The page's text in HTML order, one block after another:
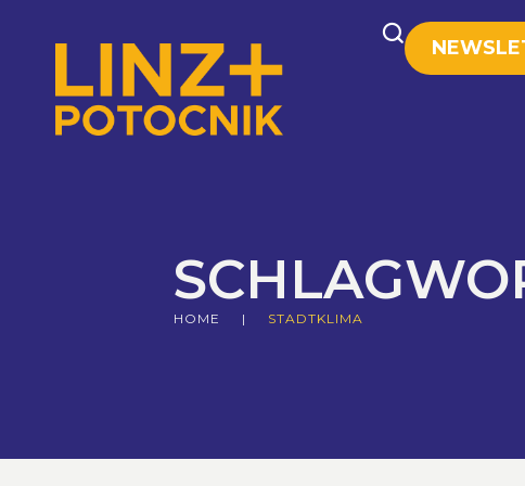
HOME | STADTKLIMA